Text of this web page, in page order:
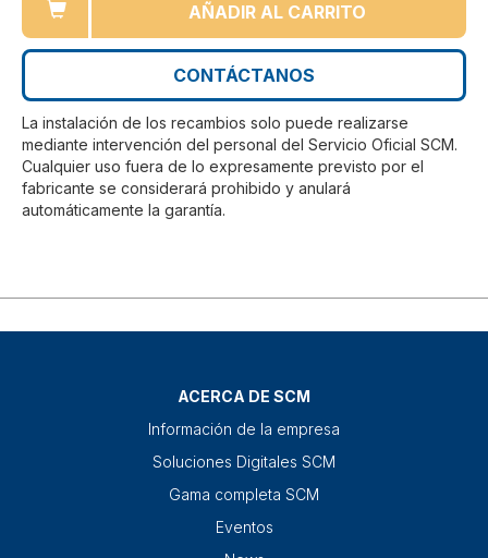
AÑADIR AL CARRITO
CONTÁCTANOS
La instalación de los recambios solo puede realizarse
mediante intervención del personal del Servicio Oficial SCM.
Cualquier uso fuera de lo expresamente previsto por el
fabricante se considerará prohibido y anulará
automáticamente la garantía.
ACERCA DE SCM
Información de la empresa
Soluciones Digitales SCM
Gama completa SCM
Eventos